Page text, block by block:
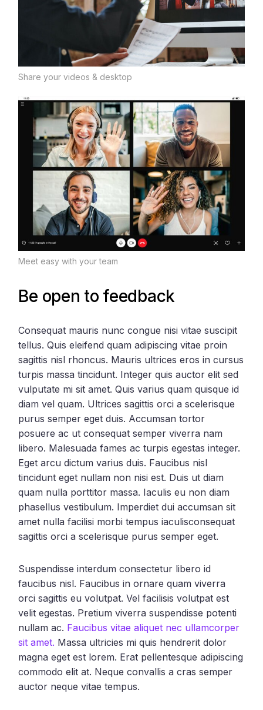
Share your videos & desktop
Meet easy with your team
Be open to feedback
Consequat mauris nunc congue nisi vitae suscipit
tellus. Quis eleifend quam adipiscing vitae proin
sagittis nisl rhoncus. Mauris ultrices eros in cursus
turpis massa tincidunt. Integer quis auctor elit sed
vulputate mi sit amet. Quis varius quam quisque id
diam vel quam. Ultrices sagittis orci a scelerisque
purus semper eget duis. Accumsan tortor
posuere ac ut consequat semper viverra nam
libero. Malesuada fames ac turpis egestas integer.
Eget arcu dictum varius duis. Faucibus nisl
tincidunt eget nullam non nisi est. Duis ut diam
quam nulla porttitor massa. Iaculis eu non diam
phasellus vestibulum. Imperdiet dui accumsan sit
amet nulla facilisi morbi tempus iaculisconsequat
sagittis orci a scelerisque purus semper eget.
Suspendisse interdum consectetur libero id
faucibus nisl. Faucibus in ornare quam viverra
orci sagittis eu volutpat. Vel facilisis volutpat est
velit egestas. Pretium viverra suspendisse potenti
nullam ac. Faucibus vitae aliquet nec ullamcorper
sit amet. Massa ultricies mi quis hendrerit dolor
magna eget est lorem. Erat pellentesque adipiscing
commodo elit at. Neque convallis a cras semper
auctor neque vitae tempus.